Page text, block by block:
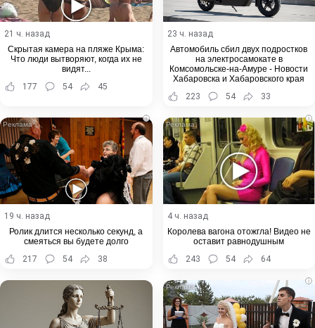
21 ч. назад
Скрытая камера на пляже Крыма:
Что люди вытворяют, когда их не
видят...
177
54 45
23 ч. назад
Автомобиль сбил двух подростков
на электросамокате в
Комсомольске-на-Амуре - Новости
Хабаровска и Хабаровского края
223
54 33
i
19 ч. назад
Ролик длится несколько секунд, а
смеяться вы будете долго
217
54 38
i
4 ч. назад
Королева вагона отожгла! Видео не
оставит равнодушным
243
54 64
i